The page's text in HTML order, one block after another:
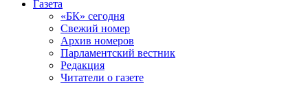
Газета
«БК» сегодня
Свежий номер
Архив номеров
Парламентский вестник
Редакция
Читатели о газете